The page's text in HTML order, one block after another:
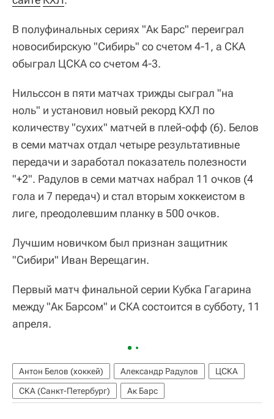
В полуфинальных сериях "Ак Барс" переиграл
новосибирскую "Сибирь" со счетом 4-1, а СКА
обыграл ЦСКА со счетом 4-3.
Нильссон в пяти матчах трижды сыграл "на
ноль" и установил новый рекорд КХЛ по
количеству "сухих" матчей в плей-офф (6). Белов
в семи матчах отдал четыре результативные
передачи и заработал показатель полезности
"+2". Радулов в семи матчах набрал 11 очков (4
гола и 7 передач) и стал вторым хоккеистом в
лиге, преодолевшим планку в 500 очков.
Лучшим новичком был признан защитник
"Сибири" Иван Верещагин.
Первый матч финальной серии Кубка Гагарина
между "Ак Барсом" и СКА состоится в субботу, 11
апреля.
Антон Белов (хоккей) Александр Радулов
ЦСКА
СКА (Санкт-Петербург)
Ак Барс